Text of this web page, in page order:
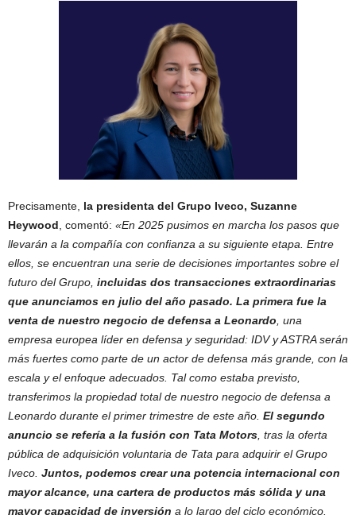
Precisamente, la presidenta del Grupo Iveco, Suzanne
Heywood, comentó: «En 2025 pusimos en marcha los pasos que
llevarán a la compañía con confianza a su siguiente etapa. Entre
ellos, se encuentran una serie de decisiones importantes sobre el
futuro del Grupo, incluidas dos transacciones extraordinarias
que anunciamos en julio del año pasado. La primera fue la
venta de nuestro negocio de defensa a Leonardo, una
empresa europea líder en defensa y seguridad: IDV y ASTRA serán
más fuertes como parte de un actor de defensa más grande, con la
escala y el enfoque adecuados. Tal como estaba previsto,
transferimos la propiedad total de nuestro negocio de defensa a
Leonardo durante el primer trimestre de este año. El segundo
anuncio se refería a la fusión con Tata Motors, tras la oferta
pública de adquisición voluntaria de Tata para adquirir el Grupo
Iveco. Juntos, podemos crear una potencia internacional con
mayor alcance, una cartera de productos más sólida y una
mayor capacidad de inversión a lo largo del ciclo económico.